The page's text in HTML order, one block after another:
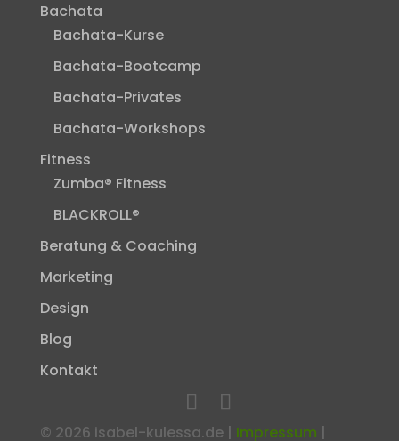
Bachata
Bachata-Kurse
Bachata-Bootcamp
Bachata-Privates
Bachata-Workshops
Fitness
Zumba® Fitness
BLACKROLL®
Beratung & Coaching
Marketing
Design
Blog
Kontakt
© 2026 isabel-kulessa.de | Impressum |